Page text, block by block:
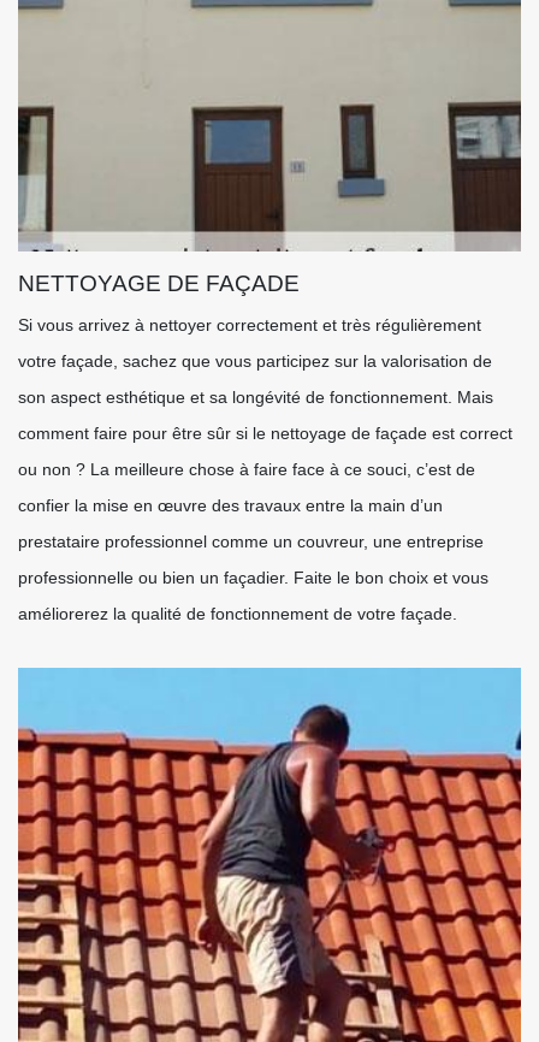
NETTOYAGE DE FAÇADE
Si vous arrivez à nettoyer correctement et très régulièrement
votre façade, sachez que vous participez sur la valorisation de
son aspect esthétique et sa longévité de fonctionnement. Mais
comment faire pour être sûr si le nettoyage de façade est correct
ou non ? La meilleure chose à faire face à ce souci, c’est de
confier la mise en œuvre des travaux entre la main d’un
prestataire professionnel comme un couvreur, une entreprise
professionnelle ou bien un façadier. Faite le bon choix et vous
améliorerez la qualité de fonctionnement de votre façade.